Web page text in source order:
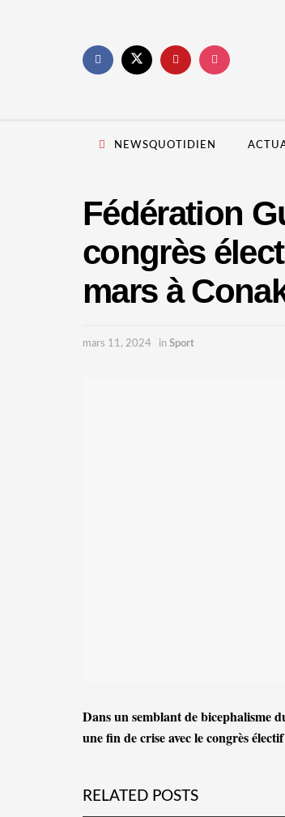
NEWSQUOTIDIEN
Fédération
congrès
mars à
mars 11, 2024 in Sport
Dans un semblant de bicephalisme
une fin de crise avec le congrès
RELATED POSTS